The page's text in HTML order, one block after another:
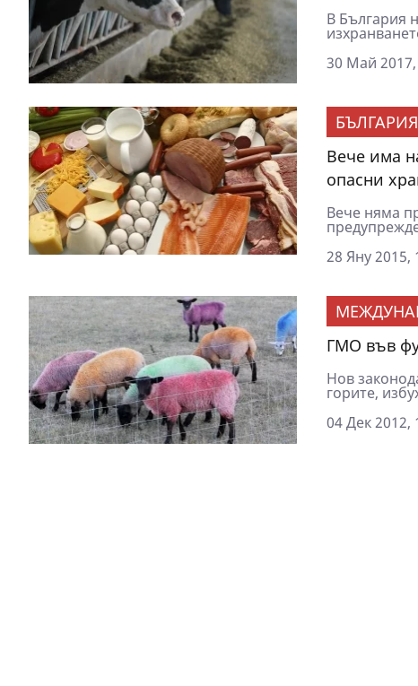
В България
30 Май
БЪЛГАРИЯ
Вече има
опасни
Вече няма
28 Яну 2015,
ГМО във
Нов
горите,
04 Дек 2012,